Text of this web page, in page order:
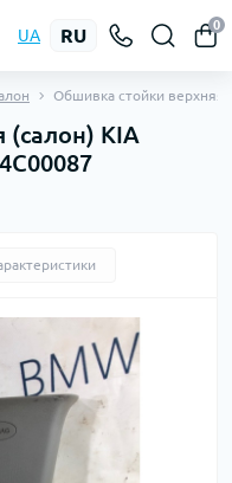
UA RU
0
Обшивка стойки верхняя
(салон) KIA